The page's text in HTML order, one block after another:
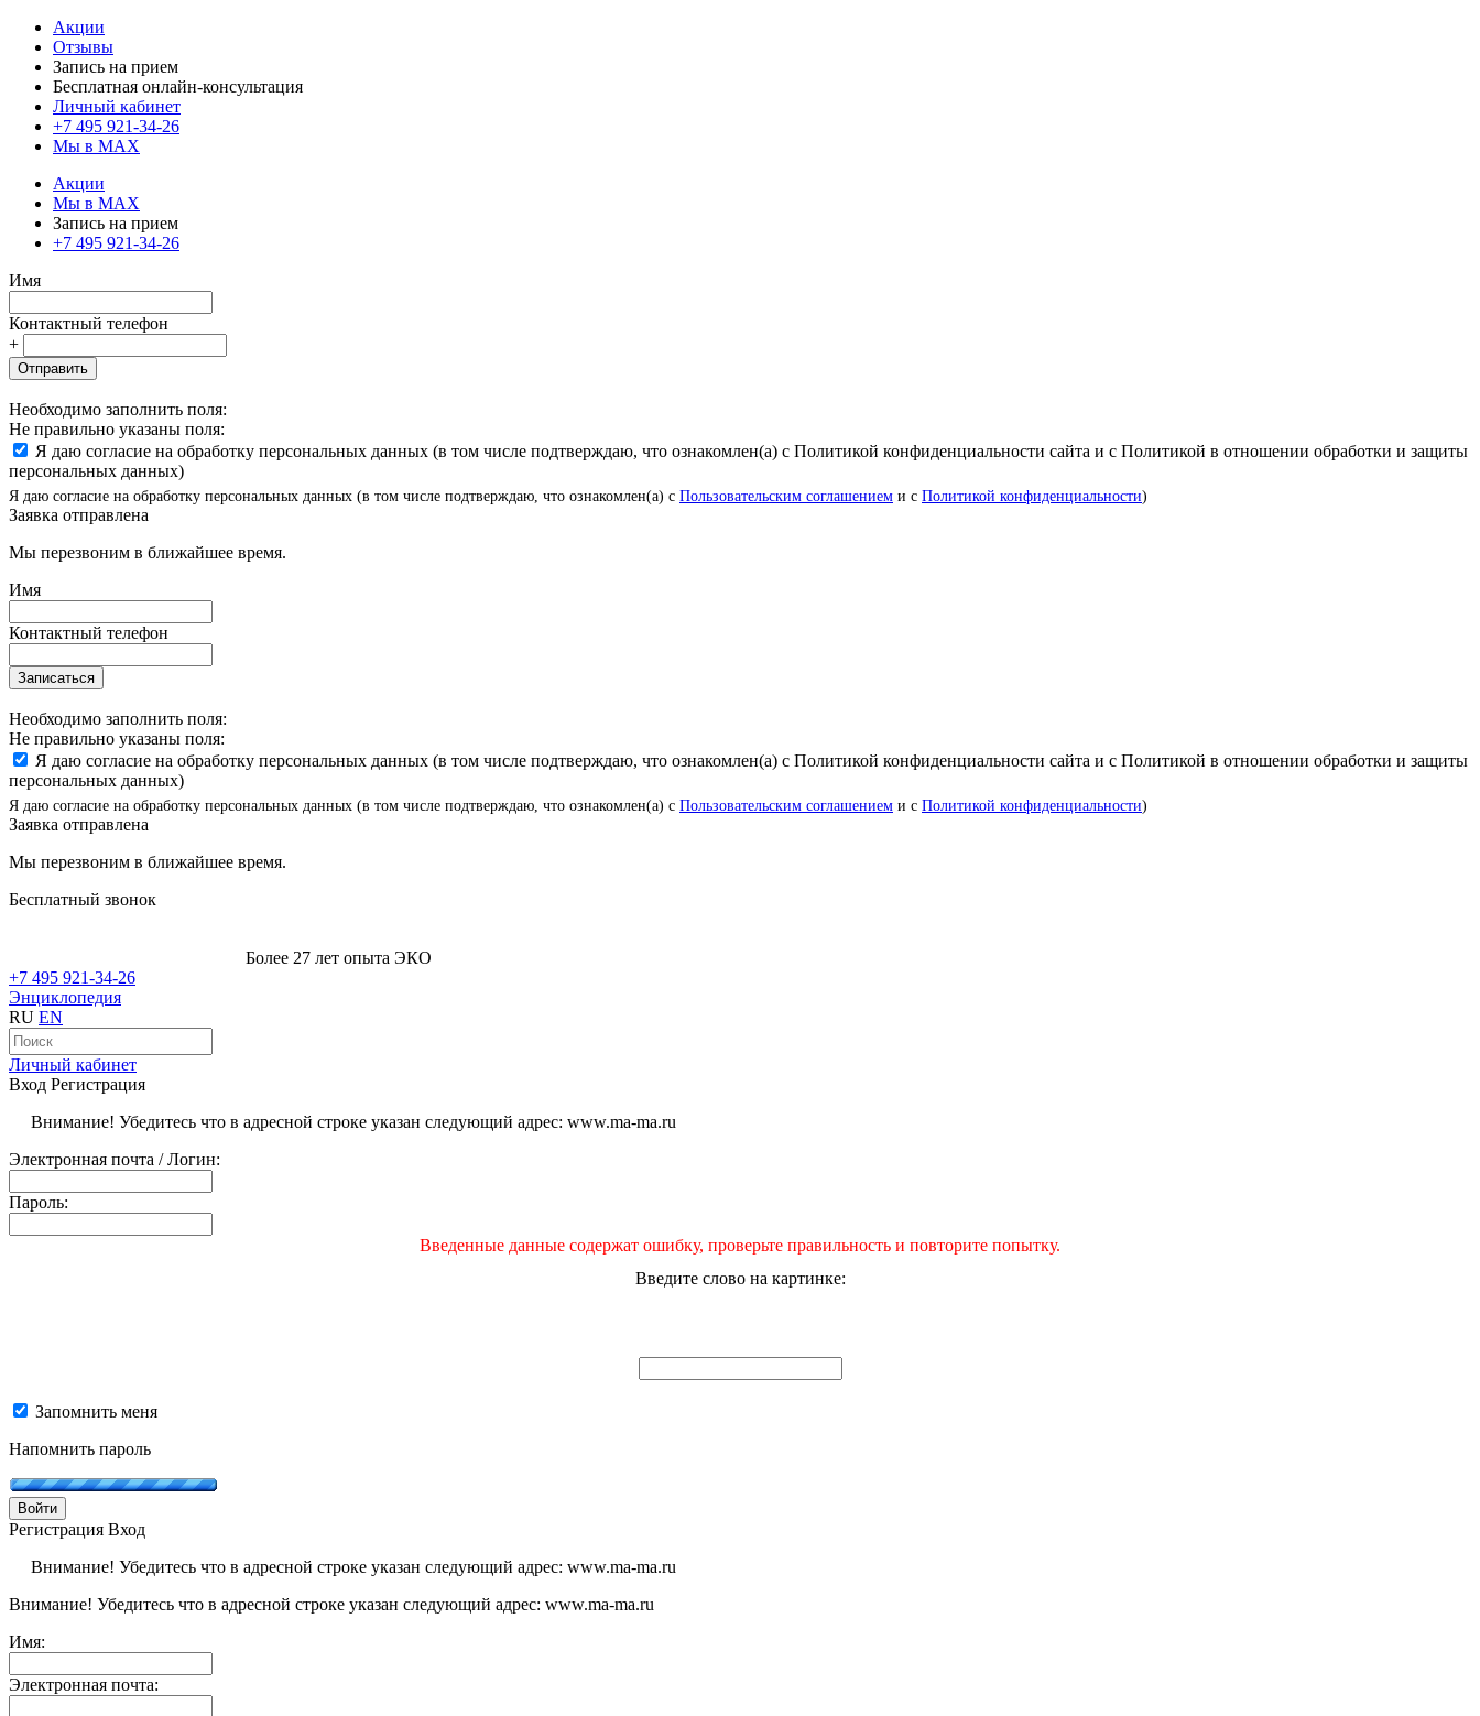
Акции
Отзывы
Запись на прием
Бесплатная онлайн-консультация
Личный кабинет
+7 495 921-34-26
Мы в MAX
Акции
Мы в MAX
Запись на прием
+7 495 921-34-26
Имя
Контактный телефон
+
Отправить
Необходимо заполнить поля:
Не правильно указаны поля:
Я даю согласие на обработку персональных данных (в том числе подтверждаю, что ознакомлен(а) с Политикой конфиденциальности сайта и с Политикой в отношении обработки и защиты
персональных данных)
Я даю согласие на обработку персональных данных (в том числе подтверждаю, что ознакомлен(а) с Пользовательским соглашением и с Политикой конфиденциальности)
Заявка отправлена
Мы перезвоним в ближайшее время.
Имя
Контактный телефон
Записаться
Необходимо заполнить поля:
Не правильно указаны поля:
Я даю согласие на обработку персональных данных (в том числе подтверждаю, что ознакомлен(а) с Политикой конфиденциальности сайта и с Политикой в отношении обработки и защиты
персональных данных)
Я даю согласие на обработку персональных данных (в том числе подтверждаю, что ознакомлен(а) с Пользовательским соглашением и с Политикой конфиденциальности)
Заявка отправлена
Мы перезвоним в ближайшее время.
Бесплатный звонок
Более 27 лет опыта ЭКО
+7 495 921-34-26
Энциклопедия
RU EN
Личный кабинет
Вход Регистрация
Внимание! Убедитесь что в адресной строке указан следующий адрес: www.ma-ma.ru
Электронная почта / Логин:
Пароль:
Введенные данные содержат ошибку, проверьте правильность и повторите попытку.
Введите слово на картинке:
Запомнить меня
Напомнить пароль
Войти
Регистрация Вход
Внимание! Убедитесь что в адресной строке указан следующий адрес: www.ma-ma.ru
Внимание! Убедитесь что в адресной строке указан следующий адрес: www.ma-ma.ru
Имя:
Электронная почта: